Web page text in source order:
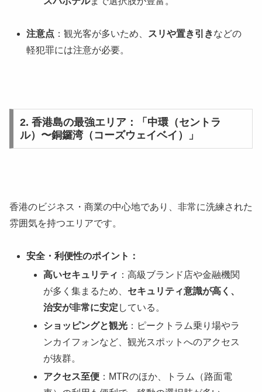
注意点 ：観光客が多いため、 スリや置き引きなどの
軽犯罪には注意が必要。
2. 香港島の最強エリア：「中環（セントラ
ル）〜銅鑼湾（コーズウェイベイ）」
香港のビジネス・商業の中心地であり、非常に洗練された
雰囲気を持つエリアです。
安全・利便性のポイント：
高いセキュリティ ：高級ブランド店や金融機関
が多く集まるため、 セキュリティ意識が高く、
治安が非常に安定 している。
ショッピングと観光 ：ピークトラム乗り場やラ
ンカイフォンなど、観光スポットへのアクセス
が抜群。
アクセス至便 ：MTRのほか、トラム（路面電